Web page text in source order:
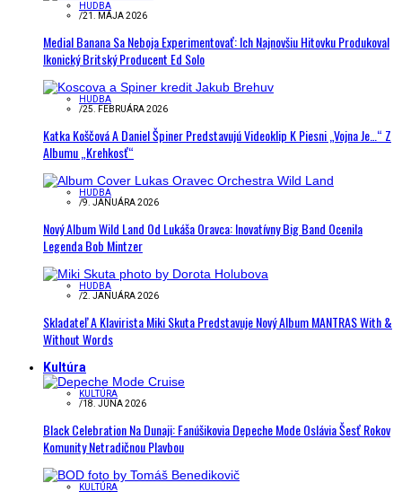
HUDBA
/21. MÁJA 2026
Medial Banana Sa Neboja Experimentovať: Ich Najnovšiu Hitovku Produkoval
Ikonický Britský Producent Ed Solo
HUDBA
/25. FEBRUÁRA 2026
Katka Koščová A Daniel Špiner Predstavujú Videoklip K Piesni „Vojna Je…“ Z
Albumu „Krehkosť“
HUDBA
/9. JANUÁRA 2026
Nový Album Wild Land Od Lukáša Oravca: Inovatívny Big Band Ocenila
Legenda Bob Mintzer
HUDBA
/2. JANUÁRA 2026
Skladateľ A Klavirista Miki Skuta Predstavuje Nový Album MANTRAS With &
Without Words
Kultúra
KULTÚRA
/18. JÚNA 2026
Black Celebration Na Dunaji: Fanúšikovia Depeche Mode Oslávia Šesť Rokov
Komunity Netradičnou Plavbou
KULTÚRA